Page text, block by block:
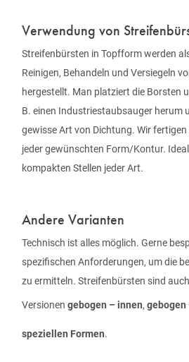
Verwendung von
Streifenbürsten in Topfform werden
Reinigen, Behandeln und Versiegeln
hergestellt. Man platziert die Borsten
B. einen Industriestaubsauger herum
gewisse Art von Dichtung. Wir
jeder gewünschten Form/Kontur.
kompakten Stellen jeder Art.
Andere Varianten
Technisch ist alles möglich. Gerne
spezifischen Anforderungen, um die
zu ermitteln. Streifenbürsten sind
Versionen gebogen – innen, gebogen
speziellen Formen.